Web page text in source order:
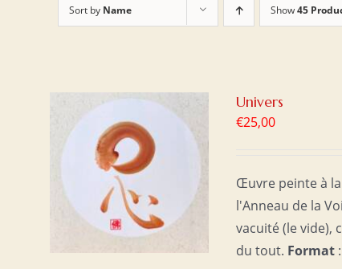
Sort by Name Show45
Univers
€25,00
Œuvre peinte à
l'Anneau de la
vacuité (le vide),
du tout. Format